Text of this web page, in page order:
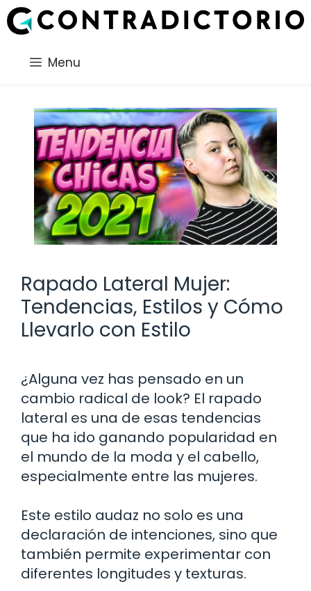
Saltar
al
Menu
Rapado Lateral Mujer:
Tendencias, Estilos y Cómo
Llevarlo con Estilo
¿Alguna vez has pensado en un
cambio radical de look? El rapado
lateral es una de esas tendencias
que ha ido ganando popularidad en
el mundo de la moda y el cabello,
especialmente entre las mujeres.
Este estilo audaz no solo es una
declaración de intenciones, sino que
también permite experimentar con
diferentes longitudes y texturas.